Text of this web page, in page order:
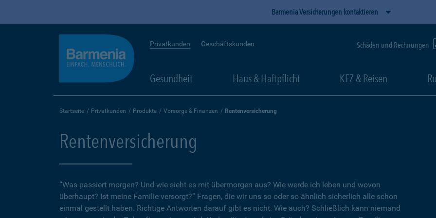
Barmenia Versicherungen kontaktieren
Privatkunden Geschäftskunden Schäden und Rechnungen
Gesundheit Haus & Haftpflicht KFZ & Reisen
Startseite Privatkunden Produkte Vorsorge & Finanzen Rentenversicherung
Rentenversicherung
”Was passiert morgen? Und wie sieht es mit übermorgen aus? Wie werde ich leben und wovon
überhaupt? Ist meine Familie versorgt?” Fragen, die wir uns so oder so ähnlich sicherlich alle schon
einmal gestellt haben. Richtige Antworten darauf gibt es nicht. Wie auch? Schließlich kann niemand